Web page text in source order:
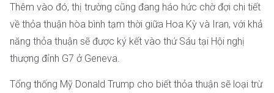
Thêm vào đó, thị trường cũng đang háo hức chờ đợi chi tiết
về thỏa thuận hòa bình tạm thời giữa Hoa Kỳ và Iran, với khả
năng thỏa thuận sẽ được ký kết vào thứ Sáu tại Hội nghị
thượng đỉnh G7 ở Geneva.
Tổng thống Mỹ Donald Trump cho biết thỏa thuận sẽ loại trừ